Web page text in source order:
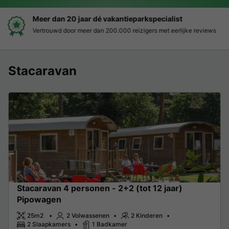
Boek eenvoudig en zonder stress
Duidelijke prijzen, moeiteloos boeken en veilige betaalomgeving
Stacaravan
Stacaravan 4 personen - 2+2 (tot 12 jaar)
Pipowagen
25m2 2 Volwassenen
2 Kinderen
2 Slaapkamers
1 Badkamer